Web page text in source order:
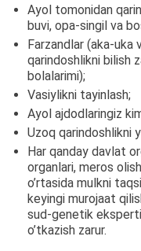
Ayol tomonidan
buvi, opa-singil va
Farzandlar (aka-uka
qarindoshlikni bilish
bolalarimi);
Vasiylikni tayinlash;
Ayol ajdodlaringiz
Uzoq qarindoshlikni
Har qanday davlat
organlari, meros
o’rtasida mulkni
keyingi murojaat
sud-genetik
o’tkazish zarur.